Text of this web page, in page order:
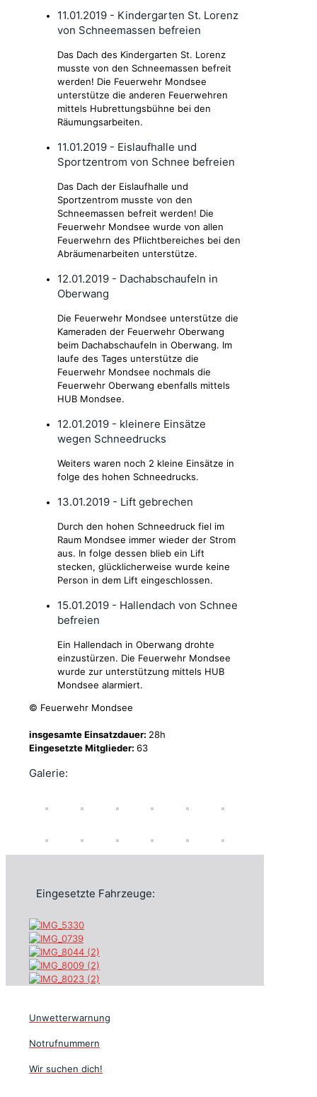
11.01.2019 - Kindergarten St. Lorenz
von Schneemassen befreien
Das Dach des Kindergarten St. Lorenz
musste von den Schneemassen befreit
werden! Die Feuerwehr Mondsee
unterstütze die anderen Feuerwehren
mittels Hubrettungsbühne bei den
Räumungsarbeiten.
11.01.2019 - Eislaufhalle und
Sportzentrom von Schnee befreien
Das Dach der Eislaufhalle und
Sportzentrom musste von den
Schneemassen befreit werden! Die
Feuerwehr Mondsee wurde von allen
Feuerwehrn des Pflichtbereiches bei den
Abräumenarbeiten unterstütze.
12.01.2019 - Dachabschaufeln in
Oberwang
Die Feuerwehr Mondsee unterstütze die
Kameraden der Feuerwehr Oberwang
beim Dachabschaufeln in Oberwang. Im
laufe des Tages unterstütze die
Feuerwehr Mondsee nochmals die
Feuerwehr Oberwang ebenfalls mittels
HUB Mondsee.
12.01.2019 - kleinere Einsätze
wegen Schneedrucks
Weiters waren noch 2 kleine Einsätze in
folge des hohen Schneedrucks.
13.01.2019 - Lift gebrechen
Durch den hohen Schneedruck fiel im
Raum Mondsee immer wieder der Strom
aus. In folge dessen blieb ein Lift
stecken, glücklicherweise wurde keine
Person in dem Lift eingeschlossen.
15.01.2019 - Hallendach von Schnee
befreien
Ein Hallendach in Oberwang drohte
einzustürzen. Die Feuerwehr Mondsee
wurde zur unterstützung mittels HUB
Mondsee alarmiert.
© Feuerwehr Mondsee
insgesamte Einsatzdauer: 28h
Eingesetzte Mitglieder: 63
Galerie:
Eingesetzte Fahrzeuge:
Unwetterwarnung
Notrufnummern
Wir suchen dich!